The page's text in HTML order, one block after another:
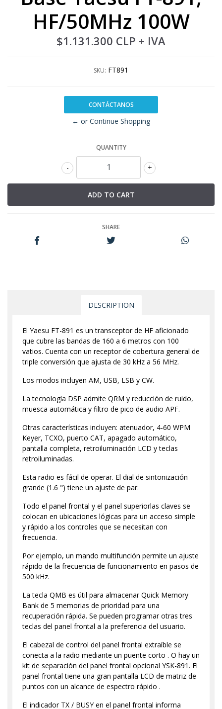
HF/50MHz 100W
$1.131.300 CLP + IVA
SKU: FT891
CONTÁCTANOS
← or Continue Shopping
QUANTITY
+
-
SHARE
DESCRIPTION
El Yaesu FT-891 es un transceptor de HF aficionado
que cubre las bandas de 160 a 6 metros con 100
vatios. Cuenta con un receptor de cobertura general de
triple conversión que ajusta de 30 kHz a 56 MHz.
Los modos incluyen AM, USB, LSB y CW.
La tecnología DSP admite QRM y reducción de ruido,
muesca automática y filtro de pico de audio APF.
Otras características incluyen: atenuador, 4-60 WPM
Keyer, TCXO, puerto CAT, apagado automático,
pantalla completa, retroiluminación LCD y teclas
retroiluminadas.
Esta radio es fácil de operar. El dial de sintonización
grande (1.6 ") tiene un ajuste de par.
Todo el panel frontal y el panel superiorlas claves se
colocan en ubicaciones lógicas para un acceso simple
y rápido a los controles que se necesitan con
frecuencia.
Por ejemplo, un mando multifunción permite un ajuste
rápido de la frecuencia de funcionamiento en pasos de
500 kHz.
La tecla QMB es útil para almacenar Quick Memory
Bank de 5 memorias de prioridad para una
recuperación rápida. Se pueden programar otras tres
teclas del panel frontal a la preferencia del usuario.
El cabezal de control del panel frontal extraíble se
conecta a la radio mediante un puente corto . O hay un
kit de separación del panel frontal opcional YSK-891. El
panel frontal tiene una gran pantalla LCD de matriz de
puntos con un alcance de espectro rápido .
El indicador TX / BUSY en el panel frontal informa